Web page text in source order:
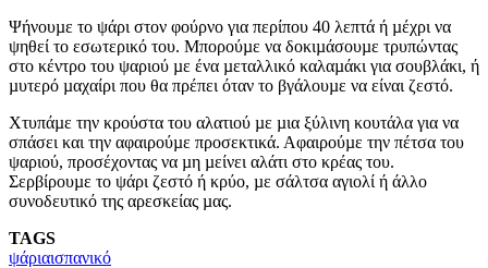
Ψήνουµε το ψάρι στον φούρνο για περίπου 40 λεπτά ή µέχρι να
ψηθεί το εσωτερικό του. Μπορούµε να δοκιµάσουµε τρυπώντας
στο κέντρο του ψαριού µε ένα µεταλλικό καλαµάκι για σουβλάκι, ή
µυτερό µαχαίρι που θα πρέπει όταν το βγάλουµε να είναι ζεστό.
Χτυπάµε την κρούστα του αλατιού µε µια ξύλινη κουτάλα για να
σπάσει και την αφαιρούµε προσεκτικά. Αφαιρούµε την πέτσα του
ψαριού, προσέχοντας να µη µείνει αλάτι στο κρέας του.
Σερβίρουµε το ψάρι ζεστό ή κρύο, µε σάλτσα αγιολί ή άλλο
συνοδευτικό της αρεσκείας µας.
TAGS
ψάριαισπανικό